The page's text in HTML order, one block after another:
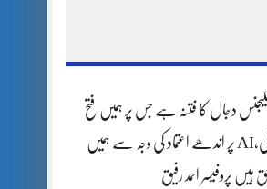
دجال کا فتنہ ہے جس پر ہمیں فتح
حاصل ہو گی،AI پر اندھے اعتماد کی وجہ سے ہمیں
پروفیسر احمد رفیق